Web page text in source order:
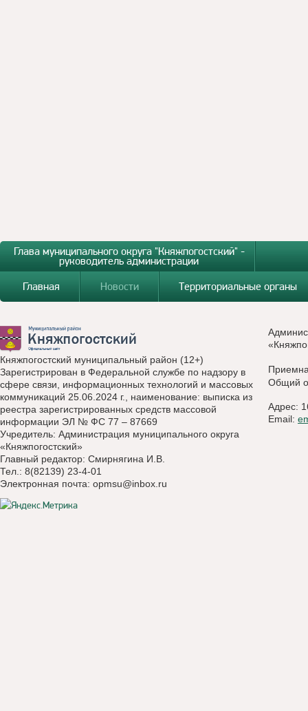
Глава муниципального округа "Княжпогостский" -
руководитель администрации
Главная
Новости Территориальные органы
Княжпогостский муниципальный район (12+)
Зарегистрирован в Федеральной службе по надзору в
сфере связи, информационных технологий и массовых
коммуникаций 25.06.2024 г., наименование: выписка из
реестра зарегистрированных средств массовой
информации ЭЛ № ФС 77 – 87669
Учредитель: Администрация муниципального округа
«Княжпогостский»
Главный редактор: Смирнягина И.В.
Тел.: 8(82139) 23-4-01
Электронная почта: opmsu@inbox.ru
Общий
Адрес:
Email: